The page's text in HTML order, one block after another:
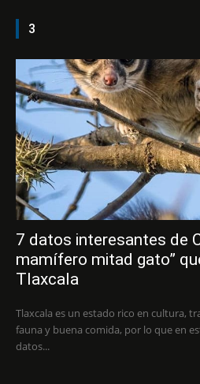
3
7 datos interesantes de
mamífero mitad gato”
Tlaxcala
Tlaxcala es un estado rico en cultura,
fauna y buena comida, por lo que en
datos...